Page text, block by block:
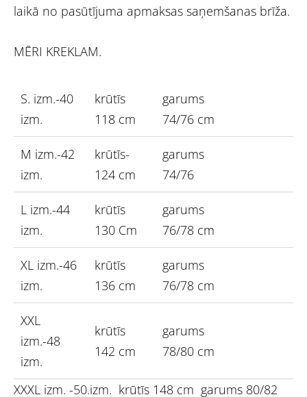
laikā no pasūtījuma apmaksas saņemšanas brīža.
MĒRI KREKLAM.
S. izm.-40
izm.
krūtīs
118 cm
garums
74/76 cm
M izm.-42
izm.
krūtīs-
124 cm
garums
74/76
L izm.-44
izm.
krūtīs
130 Cm
garums
76/78 cm
XL izm.-46
izm.
krūtīs
136 cm
garums
76/78 cm
XXL
izm.-48
izm.
krūtīs
142 cm
garums
78/80 cm
XXXL izm. -50.izm. krūtīs 148 cm garums 80/82